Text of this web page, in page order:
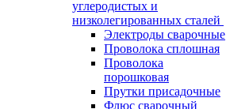
углеродистых и
низколегированных сталей
Электроды сварочные
Проволока сплошная
Проволока
порошковая
Прутки присадочные
Флюс сварочный